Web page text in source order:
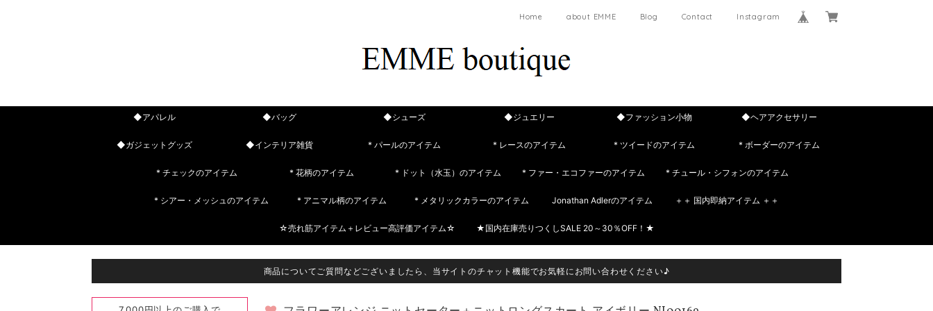
Home about EMME Blog Contact Instagram
◆アパレル ◆バッグ ◆シューズ ◆ジュエリー ◆ファッション小物 ◆ヘアアクセサリー
◆ガジェットグッズ ◆インテリア雑貨 * パールのアイテム * レースのアイテム * ツイードのアイテム * ボーダーのアイテム
* チェックのアイテム * 花柄のアイテム * ドット（水玉）のアイテム * ファー・エコファーのアイテム * チュール・シフォンのアイテム
* シアー・メッシュのアイテム * アニマル柄のアイテム * メタリックカラーのアイテム Jonathan Adlerのアイテム ＋＋ 国内即納アイテム ＋＋
☆売れ筋アイテム＋レビュー高評価アイテム☆ ★国内在庫売りつくしSALE 20～30％OFF！★
商品についてご質問などございましたら、当サイトのチャット機能でお気軽にお問い合わせください♪